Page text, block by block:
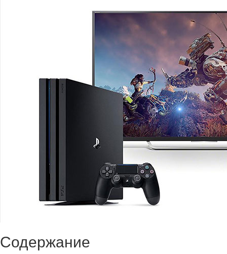
Содержание